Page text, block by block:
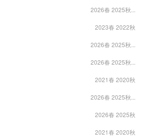
2026春 2025秋...
2023春 2022秋
2026春 2025秋...
2026春 2025秋...
2021春 2020秋
2026春 2025秋...
2026春 2025秋
2021春 2020秋